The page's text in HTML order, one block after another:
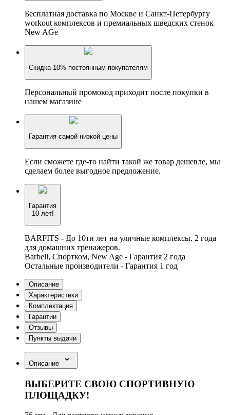
Бесплатная доставка по Москве и Санкт-Петербургу
workout комплексов и премиальных шведских стенок
New AGe
Скидка 10% постоянным покупателям
Персональный промокод приходит после покупки в
нашем магазине
Гарантия самой низкой цены
Если сможете где-то найти такой же товар дешевле, мы
сделаем более выгодное предложение.
Гарантия
10 лет!
BARFITS - До 10ти лет на уличные комплексы. 2 года
для домашних тренажеров.
Barbell, Спортком, New Age - Гарантия 2 года
Остальные производители - Гарантия 1 год
Описание
Характеристики
Комплектация
Гарантии
Отзывы
Пункты выдачи
Описание
ВЫБЕРИТЕ СВОЮ СПОРТИВНУЮ
ПЛОЩАДКУ!